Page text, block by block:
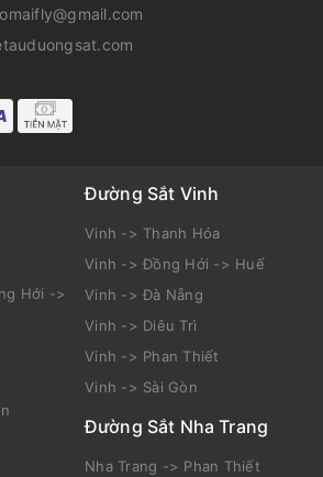
Hới ->
Đường Sắt Vinh
Vinh -> Thanh Hóa
Vinh -> Đồng Hới -> Huế
Vinh -> Đà Nẵng
Vinh -> Diêu Trì
Vinh -> Phan Thiết
Vinh -> Sài Gòn
Đường Sắt Nha Trang
Nha Trang -> Phan Thiết